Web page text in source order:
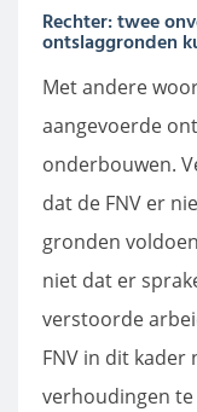
Rechter: twee
ontslaggronden
Met andere
aangevoerde
onderbouwen.
dat de FNV er
gronden
niet dat er
verstoorde
FNV in dit
verhoudingen